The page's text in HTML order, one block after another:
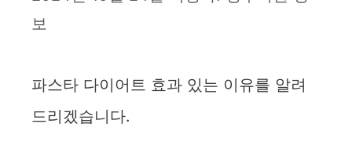
보
파스타 다이어트 효과 있는 이유를 알려
드리겠습니다.